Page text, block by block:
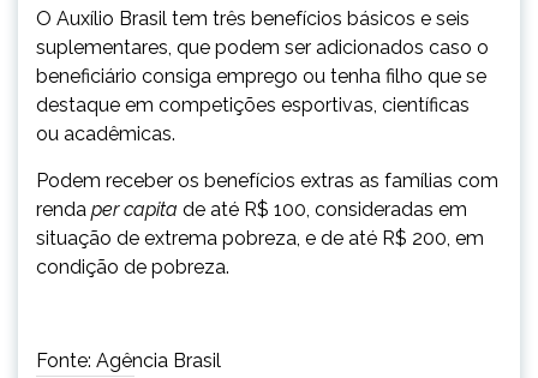
O Auxílio Brasil tem três benefícios básicos e seis
suplementares, que podem ser adicionados caso o
beneficiário consiga emprego ou tenha filho que se
destaque em competições esportivas, científicas
ou acadêmicas.
Podem receber os benefícios extras as famílias com
renda per capita de até R$ 100, consideradas em
situação de extrema pobreza, e de até R$ 200, em
condição de pobreza.
Fonte: Agência Brasil